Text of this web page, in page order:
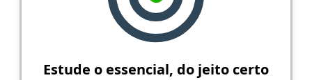
Estude o essencial, do jeito certo